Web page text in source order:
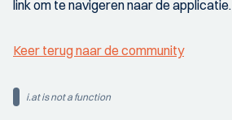
link om te navigeren naar de applicatie.
Keer terug naar de community
i.at is not a function